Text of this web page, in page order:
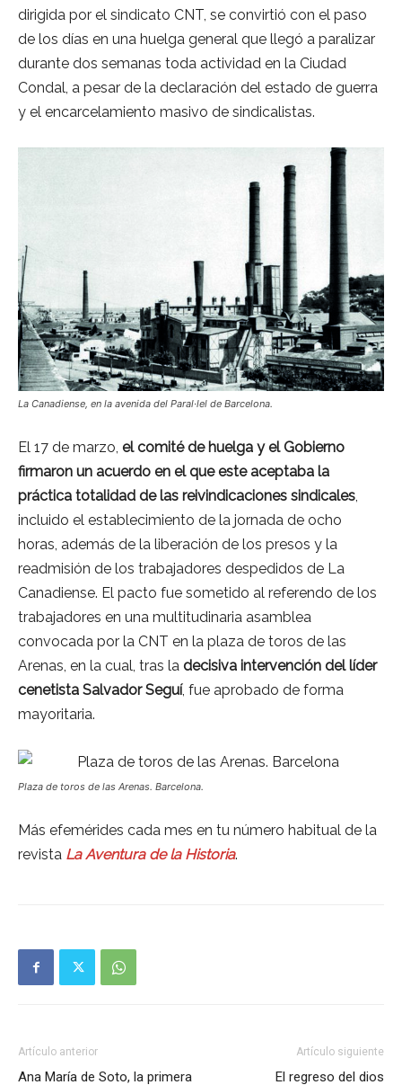
dirigida por el sindicato CNT, se convirtió con el paso
de los días en una huelga general que llegó a paralizar
durante dos semanas toda actividad en la Ciudad
Condal, a pesar de la declaración del estado de guerra
y el encarcelamiento masivo de sindicalistas.
La Canadiense, en la avenida del Paral·lel de Barcelona.
El 17 de marzo, el comité de huelga y el Gobierno
firmaron un acuerdo en el que este aceptaba la
práctica totalidad de las reivindicaciones sindicales,
incluido el establecimiento de la jornada de ocho
horas, además de la liberación de los presos y la
readmisión de los trabajadores despedidos de La
Canadiense. El pacto fue sometido al referendo de los
trabajadores en una multitudinaria asamblea
convocada por la CNT en la plaza de toros de las
Arenas, en la cual, tras la decisiva intervención del líder
cenetista Salvador Seguí, fue aprobado de forma
mayoritaria.
Plaza de toros de las Arenas. Barcelona.
Más efemérides cada mes en tu número habitual de la
revista La Aventura de la Historia.
Artículo anterior
Ana María de Soto, la primera
Artículo siguiente
El regreso del dios